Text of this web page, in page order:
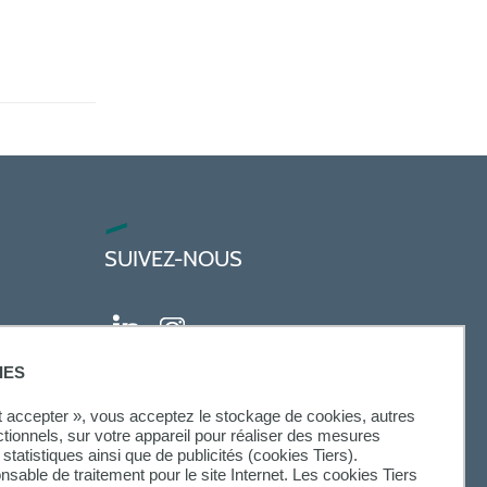
accepter », vous acceptez le stockage de cookies, autres
sur votre appareil pour réaliser des mesures
ainsi que de publicités (cookies Tiers).
de traitement pour le site Internet. Les cookies Tiers
SUIVEZ-NOUS